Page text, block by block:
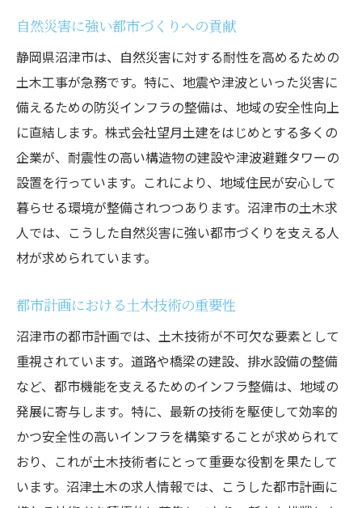
自然災害に強い都市づくりへの貢献
静岡県沼津市は、自然災害に対する耐性を高めるための
土木工事が急務です。特に、地震や津波といった災害に
備えるための防災インフラの整備は、地域の安全性向上
に直結します。株式会社望月土建をはじめとする多くの
企業が、耐震性の高い構造物の建設や津波避難タワーの
設置を行っています。これにより、地域住民が安心して
暮らせる環境が整備されつつあります。沼津市の土木求
人では、こうした自然災害に強い都市づくりを支える人
材が求められています。
都市計画における土木技術の重要性
沼津市の都市計画では、土木技術が不可欠な要素として
重視されています。道路や橋梁の建設、排水設備の整備
など、都市機能を支えるためのインフラ整備は、地域の
発展に寄与します。特に、最新の技術を駆使して効率的
かつ安全性の高いインフラを構築することが求められて
おり、これが土木技術者にとって重要な役割を果たして
います。沼津土木の求人情報では、こうした都市計画に